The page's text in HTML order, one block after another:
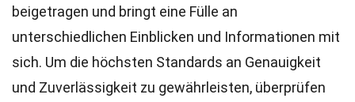
beigetragen und bringt eine Fülle an
unterschiedlichen Einblicken und Informationen mit
sich. Um die höchsten Standards an Genauigkeit
und Zuverlässigkeit zu gewährleisten, überprüfen